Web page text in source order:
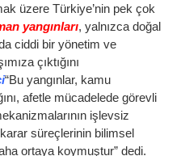
üzere Türkiye’nin pek çok
yangınları, yalnızca doğal
ciddi bir yönetim ve
çıktığını
“Bu yangınlar, kamu
afetle mücadelede görevli
işlevsiz
karar süreçlerinin bilimsel
ortaya koymuştur” dedi.